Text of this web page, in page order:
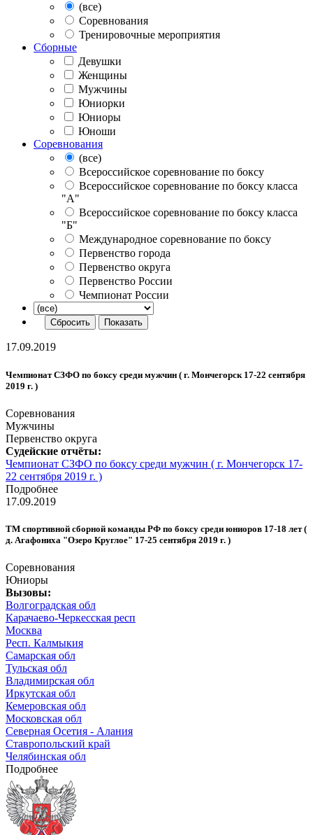
(все)
Соревнования
Тренировочные мероприятия
Сборные
Девушки
Женщины
Мужчины
Юниорки
Юниоры
Юноши
Соревнования
(все)
Всероссийское соревнование по боксу
Всероссийское соревнование по боксу класса
"А"
Всероссийское соревнование по боксу класса
"Б"
Международное соревнование по боксу
Первенство города
Первенство округа
Первенство России
Чемпионат России
17.09.2019
Чемпионат СЗФО по боксу среди мужчин ( г. Мончегорск 17-22 сентября
2019 г. )
Соревнования
Мужчины
Первенство округа
Судейские отчёты:
Чемпионат СЗФО по боксу среди мужчин ( г. Мончегорск 17-
22 сентября 2019 г. )
Подробнее
17.09.2019
ТМ спортивной сборной команды РФ по боксу среди юниоров 17-18 лет (
д. Агафониха "Озеро Круглое" 17-25 сентября 2019 г. )
Соревнования
Юниоры
Вызовы:
Волгоградская обл
Карачаево-Черкесская респ
Москва
Респ. Калмыкия
Самарская обл
Тульская обл
Владимирская обл
Иркутская обл
Кемеровская обл
Московская обл
Северная Осетия - Алания
Ставропольский край
Челябинская обл
Подробнее